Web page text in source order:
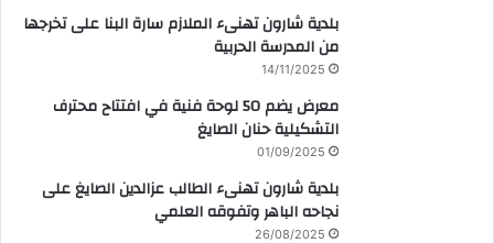
بلدية شارون تهنىء الملازم سارة البنا على تخرجها
من المدرسة الحربية
14/11/2025
معرض يضم 50 لوحة فنية في افتتاح محترف
التشكيلية حنان الصايغ
01/09/2025
بلدية شارون تهنىء الطالب عزالدين الصايغ على
نجاحه الباهر وتفوقه العلمي
26/08/2025